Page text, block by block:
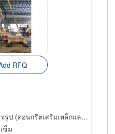
RFQ
กรีตเสริมเหล็กและอัดแรง),เครนและปั้นจั่น,เสาเข็ม
ข็ม